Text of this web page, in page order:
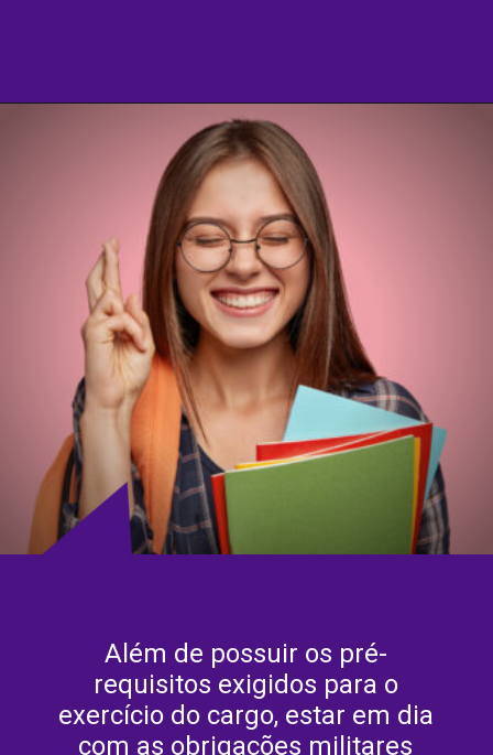
Além de possuir os pré-
requisitos exigidos para o
exercício do cargo, estar em dia
com as obrigações militares